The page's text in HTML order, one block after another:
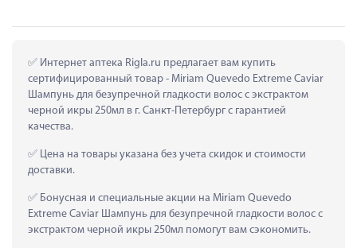
Интернет аптека Rigla.ru предлагает вам купить
сертифицированный товар - Miriam Quevedo Extreme Caviar
Шампунь для безупречной гладкости волос с экстрактом
черной икры 250мл в г. Санкт-Петербург с гарантией
качества.
Цена на товары указана без учета скидок и стоимости
доставки.
Бонусная и специальные акции на Miriam Quevedo
Extreme Caviar Шампунь для безупречной гладкости волос с
экстрактом черной икры 250мл помогут вам сэкономить.